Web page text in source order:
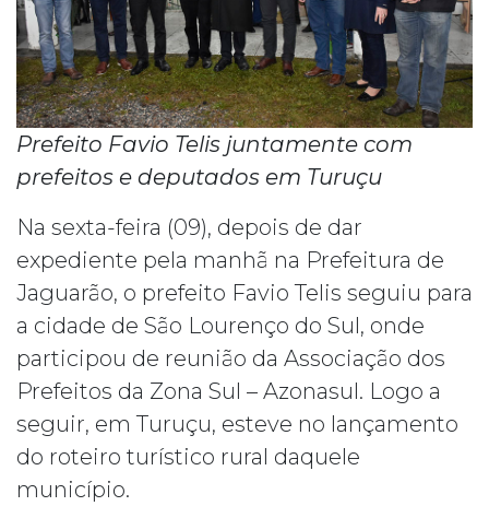
Prefeito Favio Telis juntamente com
prefeitos e deputados em Turuçu
Na sexta-feira (09), depois de dar
expediente pela manhã na Prefeitura de
Jaguarão, o prefeito Favio Telis seguiu para
a cidade de São Lourenço do Sul, onde
participou de reunião da Associação dos
Prefeitos da Zona Sul – Azonasul. Logo a
seguir, em Turuçu, esteve no lançamento
do roteiro turístico rural daquele
município.